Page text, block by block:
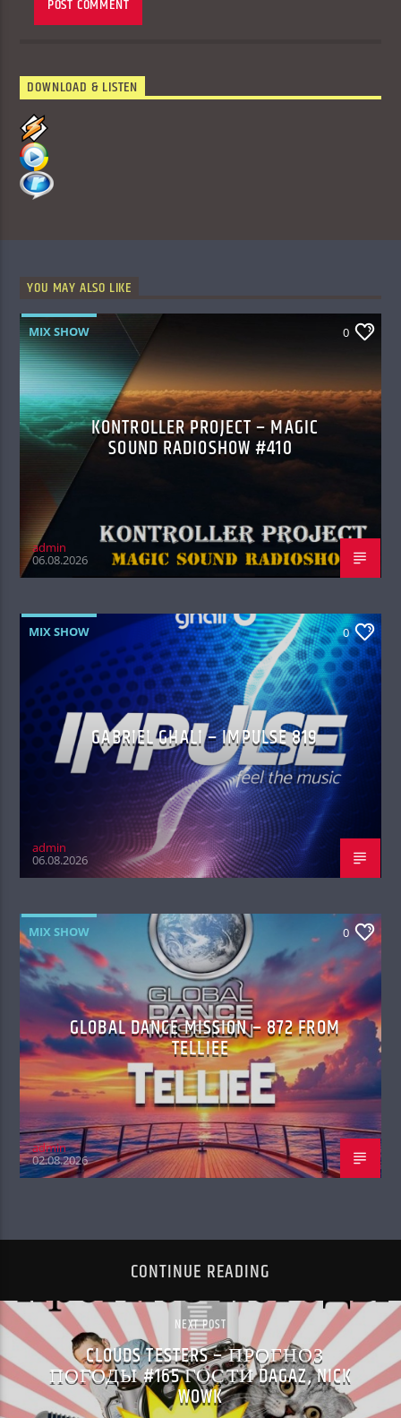
DOWNLOAD & LISTEN
YOU MAY ALSO LIKE
MIX SHOW 0
KONTROLLER PROJECT – MAGIC
SOUND RADIOSHOW #410
admin
06.08.2026
MIX SHOW 0
GABRIEL GHALI – IMPULSE 819
admin
06.08.2026
MIX SHOW 0
GLOBAL DANCE MISSION – 872 FROM
TELLIEE
admin
02.08.2026
CONTINUE READING
NEXT POST
CLOUDS TESTERS – ПРОГНОЗ
ПОГОДЫ #165 ГОСТИ DAGAZ, NICK
WOWK